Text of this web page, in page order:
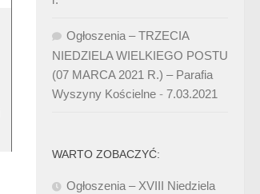
Ogłoszenia – TRZECIA
NIEDZIELA WIELKIEGO POSTU
(07 MARCA 2021 R.) – Parafia
Wyszyny Kościelne - 7.03.2021
WARTO ZOBACZYĆ:
Ogłoszenia – XVIII Niedziela